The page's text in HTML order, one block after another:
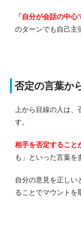
「自分が会話の中
のターンでも自己主
否定の言葉か
上から目線の人は
す。
相手を否定すること
も」といった言葉を
自分の意見を正しい
ることでマウントを